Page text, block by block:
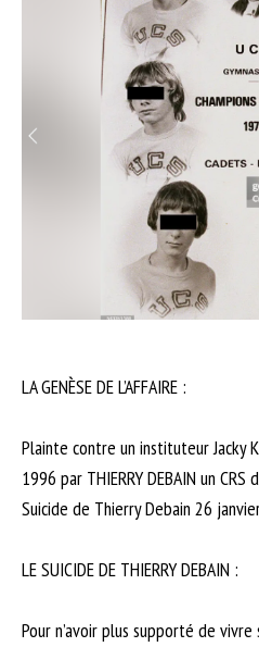
LA GENÈSE DE L’AFFAIRE :
Plainte contre un instituteur Jacky
1996 par THIERRY DEBAIN un CRS
Suicide de Thierry Debain 26
LE SUICIDE DE THIERRY DEBAIN :
Pour n’avoir plus supporté de